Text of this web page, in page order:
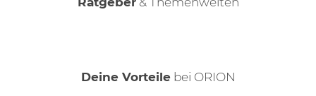
Erektionsstörungen
Deine Vorteilebei ORION